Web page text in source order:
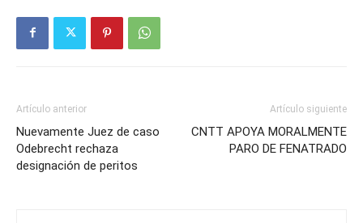
Artículo anterior
Nuevamente Juez de caso
Odebrecht rechaza
designación de peritos
Artículo siguiente
CNTT APOYA MORALMENTE
PARO DE FENATRADO